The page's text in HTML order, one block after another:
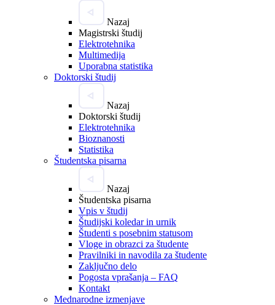
Nazaj
Magistrski študij
Elektrotehnika
Multimedija
Uporabna statistika
Doktorski študij
Nazaj
Doktorski študij
Elektrotehnika
Bioznanosti
Statistika
Študentska pisarna
Nazaj
Študentska pisarna
Vpis v študij
Študijski koledar in urnik
Študenti s posebnim statusom
Vloge in obrazci za študente
Pravilniki in navodila za študente
Zaključno delo
Pogosta vprašanja – FAQ
Kontakt
Mednarodne izmenjave